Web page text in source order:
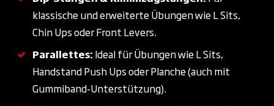
klassische und erweiterte Übungen wie L Sits,
Chin Ups oder Front Levers.
Parallettes: Ideal für Übungen wie L Sits,
Handstand Push Ups oder Planche (auch mit
Gummiband-Unterstützung).